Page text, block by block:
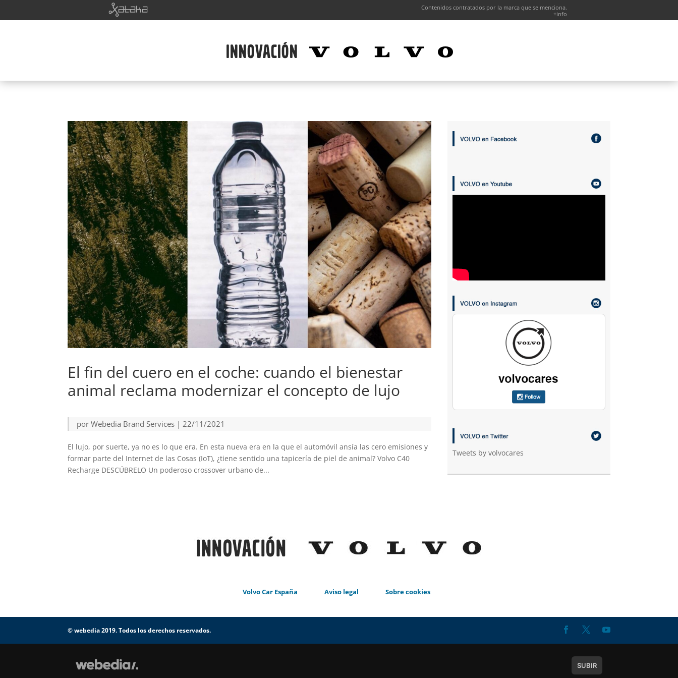
Contenidos contratados por la marca que se menciona.
+info
El fin del cuero en el coche: cuando el bienestar
animal reclama modernizar el concepto de lujo
porWebedia Brand Services |22/11/2021
El lujo, por suerte, ya no es lo que era. En esta nueva era en la que el automóvil ansía las cero emisiones y
formar parte del Internet de las Cosas (IoT), ¿tiene sentido una tapicería de piel de animal? Volvo C40
Recharge DESCÚBRELO Un poderoso crossover urbano de...
Tweets by volvocares
Volvo Car España Aviso legal Sobre cookies
© webedia 2019. Todos los derechos reservados.
SUBIR